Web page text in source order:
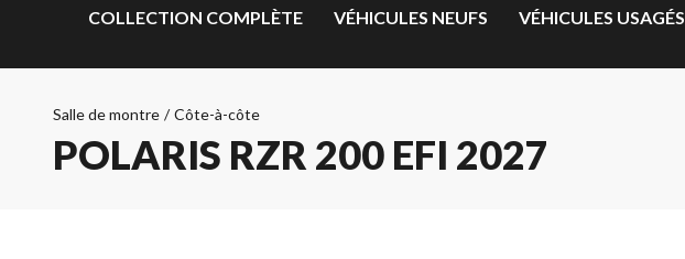
COLLECTION COMPLÈTE VÉHICULES NEUFS VÉHICULES USAGÉS
Salle de montre / Côte-à-côte
POLARIS RZR 200 EFI 2027